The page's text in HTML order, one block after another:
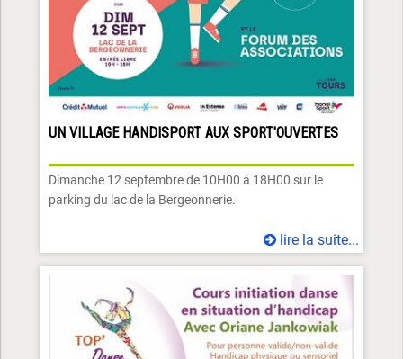
UN VILLAGE HANDISPORT AUX SPORT'OUVERTES
Dimanche 12 septembre de 10H00 à 18H00 sur le
parking du lac de la Bergeonnerie.
lire la suite...